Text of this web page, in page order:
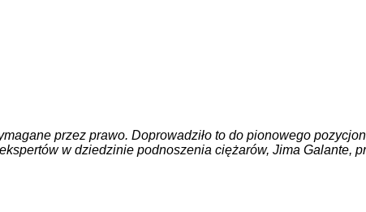
przez prawo. Doprowadziło to do pionowego
w dziedzinie podnoszenia ciężarów, Jima Galante,